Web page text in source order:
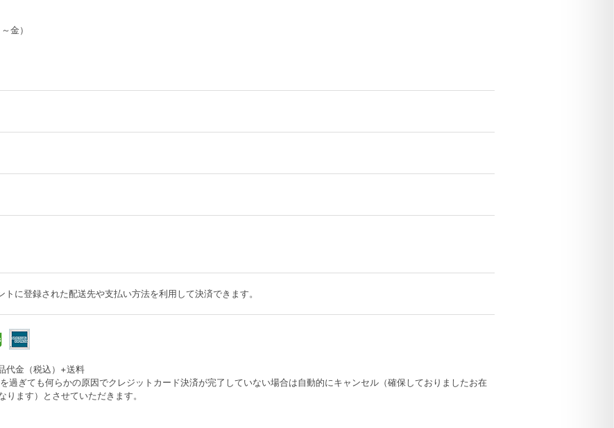
金）
トに登録された配送先や支払い方法を利用して決済できます。
代金（税込）+送料
過ぎても何らかの原因でクレジットカード決済が完了していない場合は自動的にキャンセル（確保しておりましたお在
ります）とさせていただきます。